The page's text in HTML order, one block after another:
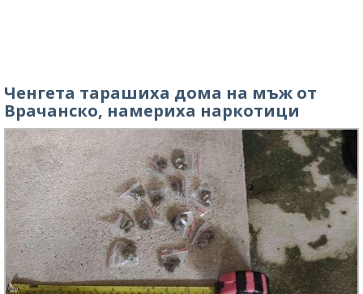
Ченгета тарашиха дома на мъж от
Врачанско, намериха наркотици